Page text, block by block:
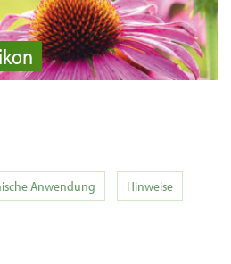
Anwendung Hinweise